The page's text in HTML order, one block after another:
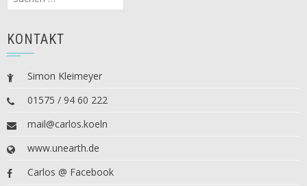
nach:
KONTAKT
Simon Kleimeyer
01575 / 94 60 222
mail@carlos.koeln
www.unearth.de
Carlos @ Facebook